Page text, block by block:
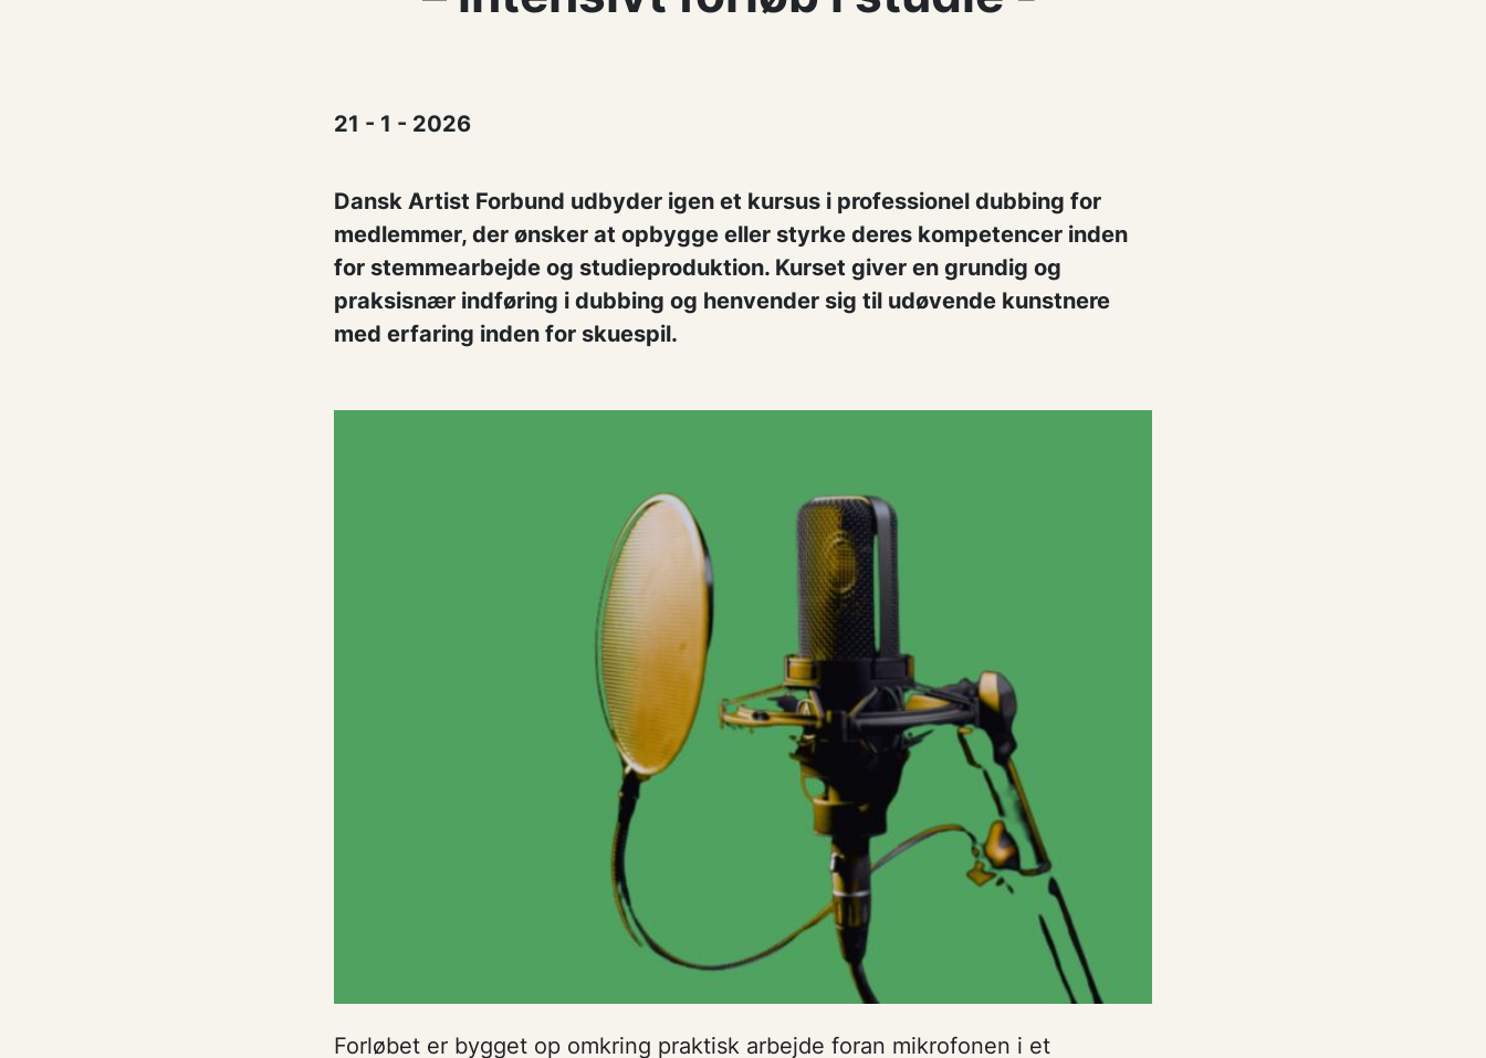
21 - 1 - 2026
Dansk Artist Forbund udbyder igen et kursus i professionel dubbing for
medlemmer, der ønsker at opbygge eller styrke deres kompetencer inden
for stemmearbejde og studieproduktion. Kurset giver en grundig og
praksisnær indføring i dubbing og henvender sig til udøvende kunstnere
med erfaring inden for skuespil.
Forløbet er bygget op omkring praktisk arbejde foran mikrofonen i et